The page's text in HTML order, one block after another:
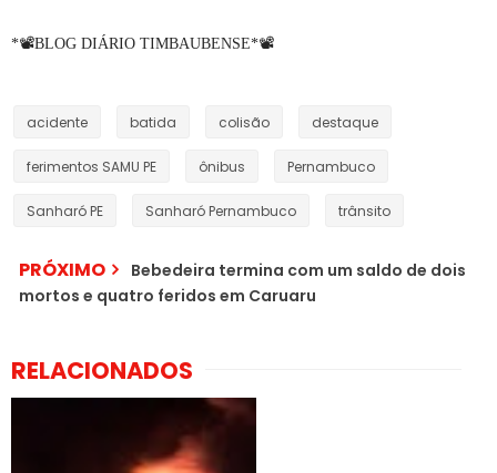
*📽️BLOG DIÁRIO TIMBAUBENSE*📽️
acidente batida colisão destaque
ferimentos SAMU PE ônibus Pernambuco
Sanharó PE Sanharó Pernambuco trânsito
PRÓXIMO
Bebedeira termina com um saldo de dois
mortos e quatro feridos em Caruaru
RELACIONADOS